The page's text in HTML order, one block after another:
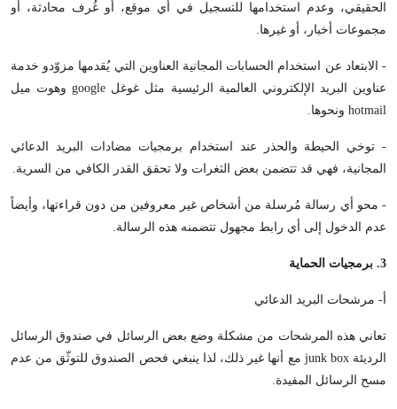
الحقيقي، وعدم استخدامها للتسجيل في أي موقع، أو غُرف محادثة، أو
مجموعات أخبار، أو غيرها.
- الابتعاد عن استخدام الحسابات المجانية العناوين التي يُقدمها مزوّدو خدمة
عناوين البريد الإلكتروني العالمية الرئيسية مثل غوغل google وهوت ميل
hotmail ونحوها.
- توخي الحيطة والحذر عند استخدام برمجيات مضادات البريد الدعائي
المجانية، فهي قد تتضمن بعض الثغرات ولا تحقق القدر الكافي من السرية.
- محو أي رسالة مُرسلة من أشخاص غير معروفين من دون قراءتها، وأيضاً
عدم الدخول إلى أي رابط مجهول تتضمنه هذه الرسالة.
3. برمجيات الحماية
أ- مرشحات البريد الدعائي
تعاني هذه المرشحات من مشكلة وضع بعض الرسائل في صندوق الرسائل
الرديئة junk box مع أنها غير ذلك، لذا ينبغي فحص الصندوق للتوثّق من عدم
مسح الرسائل المفيدة.